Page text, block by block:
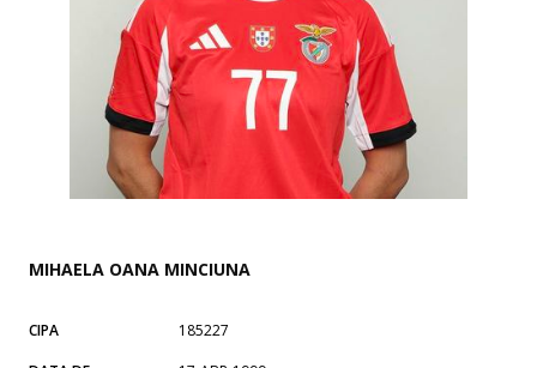
MIHAELA OANA MINCIUNA
CIPA
185227